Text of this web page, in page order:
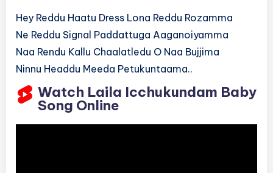
Hey Reddu Haatu Dress Lona Reddu Rozamma
Ne Reddu Signal Paddattuga Aaganoiyamma
Naa Rendu Kallu Chaalatledu O Naa Bujjima
Ninnu Headdu Meeda Petukuntaama..
Watch Laila Icchukundam Baby
Song Online